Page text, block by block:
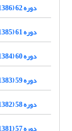
دوره 62 (1386)
دوره 61 (1385)
دوره 60 (1384)
دوره 59 (1383)
دوره 58 (1382)